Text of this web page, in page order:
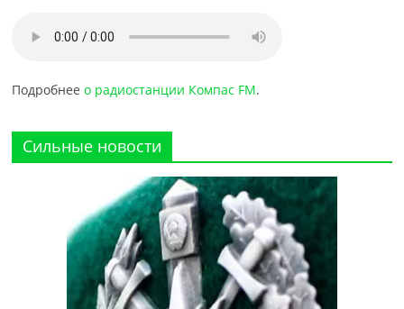
Подробнеео радиостанции Компас FM.
Сильные новости